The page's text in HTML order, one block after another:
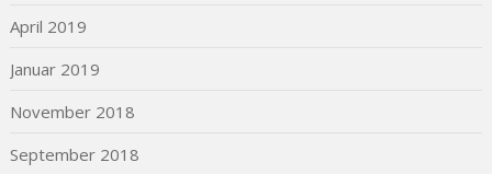
April 2019
Januar 2019
November 2018
September 2018